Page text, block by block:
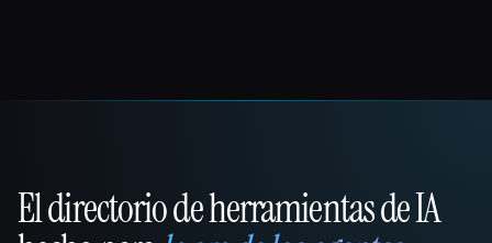
That AI Collection
El directorio de herramientas de IA